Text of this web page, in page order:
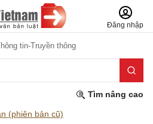
Đăng nhập
tin-Truyền thông
Tìm nâng cao
(phiên bản cũ)